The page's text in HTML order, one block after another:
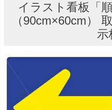
イラスト看板「
（90cm×60cm）
示